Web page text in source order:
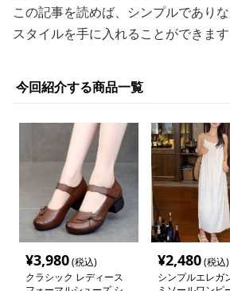
この記事を読めば、シンプルであり
スタイルを手に入れることができます
今回紹介する商品一覧
¥3,980(税込)
クラシック レディース
¥2,480(税込)
シンプルエレガ